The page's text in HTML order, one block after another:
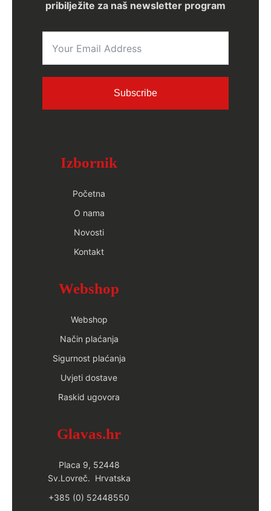
namijenjenih postavki na Vašem pregledniku,
tom slučaju možda nećete moći koristiti sve
funkcije na ovoj stranici. Korištenjem ove mrežne
stranice, pristajete da Google obradi podatke o
Vama na gore navedeni način i u navedene svrhe.
Google možete spriječiti u detektiranju kolačića
koji nastaje zbog i povezano s Vašim korištenjem
dodatka preglednika (plugin):
http://tools.google.com/dlpage/gaoptout?hl=en
pribilježite za naš newsletter program
Subscribe
Izbornik
Početna
O nama
Novosti
Kontakt
Webshop
Webshop
Način plaćanja
Sigurnost plaćanja
Uvjeti dostave
Raskid ugovora
Glavas.hr
Placa 9, 52448
Sv.Lovreč. Hrvatska
+385 (0) 52448550